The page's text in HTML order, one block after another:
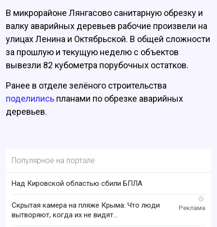
В микрорайоне Лянгасово санитарную обрезку и
валку аварийных деревьев рабочие произвели на
улицах Ленина и Октябрьской. В общей сложности
за прошлую и текущую неделю с объектов
вывезли 82 кубометра порубочных остатков.
Ранее в отделе зелёного строительства
поделились планами по обрезке аварийных
деревьев.
Популярное на портале
Над Кировской областью сбили БПЛА
i
Скрытая камера на пляже Крыма: Что люди
вытворяют, когда их не видят...